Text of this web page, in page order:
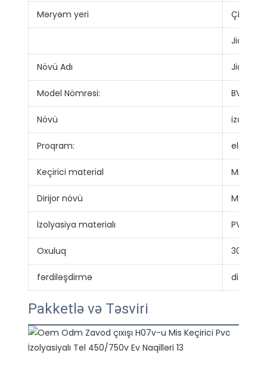
Məryəm yeri Çinə
Jiangsu
Növü Adı
Model Nömrəsi: BV
Növü
Proqram: elektrik
Keçirici material Mis
Dirijor növü
İzolyasiya materialı PVC
Oxuluq 300/
fərdiləşdirmə dizayn
Pakketlə və Təsviri